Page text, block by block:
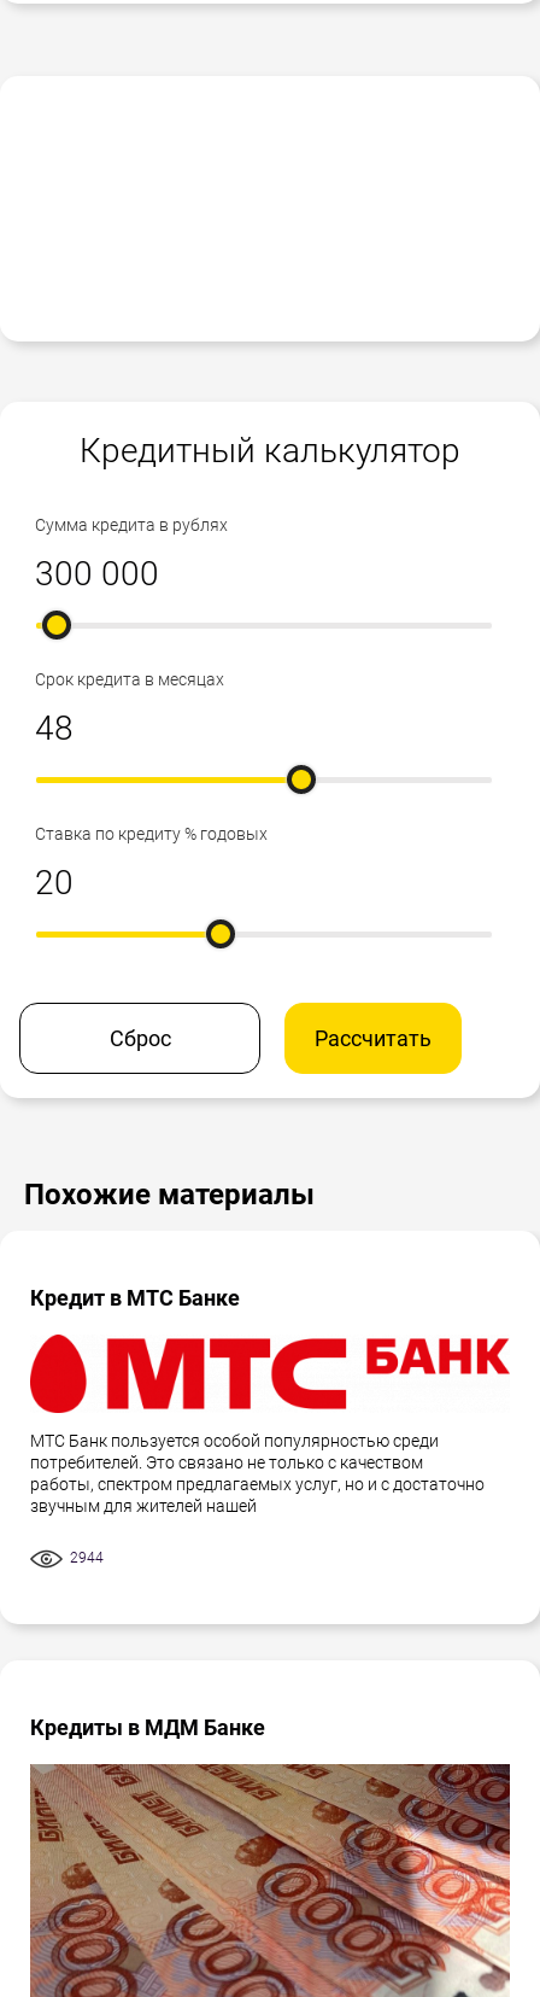
Кредитный калькулятор
Сумма кредита в рублях
Срок кредита в месяцах
Ставка по кредиту % годовых
Сброс Рассчитать
Похожие материалы
Кредит в МТС Банке
МТС Банк пользуется особой популярностью среди
потребителей. Это связано не только с качеством
работы, спектром предлагаемых услуг, но и с достаточно
звучным для жителей нашей
2944
Кредиты в МДМ Банке